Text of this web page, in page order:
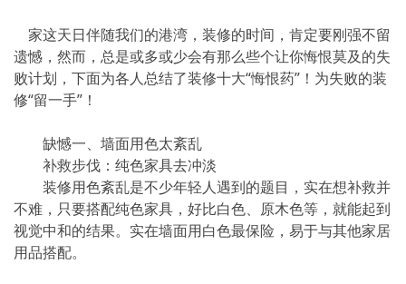
家这天日伴随我们的港湾，装修的时间，肯定要刚强不留
遗憾，然而，总是或多或少会有那么些个让你悔恨莫及的失
败计划，下面为各人总结了装修十大“悔恨药”！为失败的装
修“留一手”！
缺憾一、墙面用色太紊乱
补救步伐：纯色家具去冲淡
装修用色紊乱是不少年轻人遇到的题目，实在想补救并
不难，只要搭配纯色家具，好比白色、原木色等，就能起到
视觉中和的结果。实在墙面用白色最保险，易于与其他家居
用品搭配。